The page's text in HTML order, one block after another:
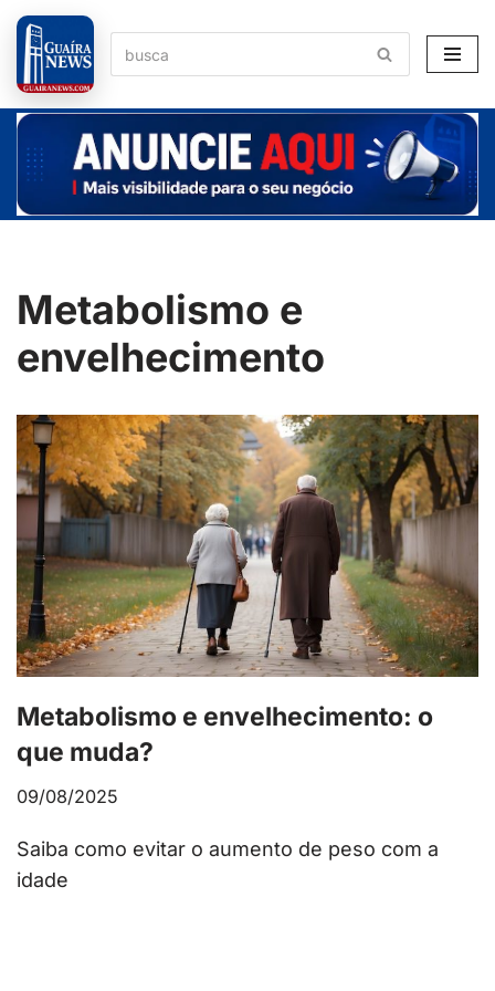
Pular
para
o
conteúdo
Metabolismo e
envelhecimento
Metabolismo e envelhecimento: o
que muda?
09/08/2025
Saiba como evitar o aumento de peso com a
idade